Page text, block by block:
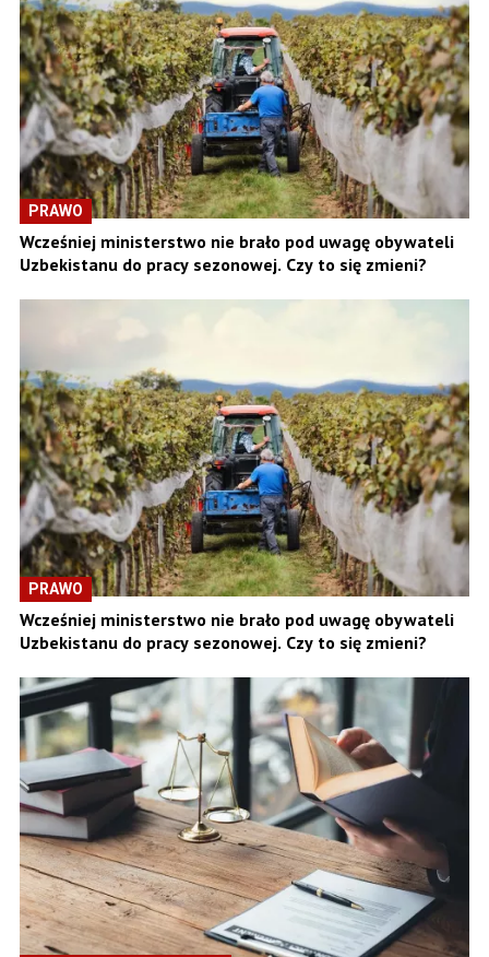
PRAWO
Wcześniej ministerstwo nie brało pod uwagę obywateli
Uzbekistanu do pracy sezonowej. Czy to się zmieni?
PRAWO
Wcześniej ministerstwo nie brało pod uwagę obywateli
Uzbekistanu do pracy sezonowej. Czy to się zmieni?